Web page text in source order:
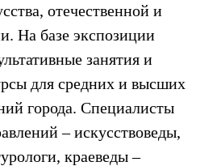
отечественной и
На базе экспозиции
занятия и
для средних и высших
города. Специалисты
– искусствоведы,
краеведы –